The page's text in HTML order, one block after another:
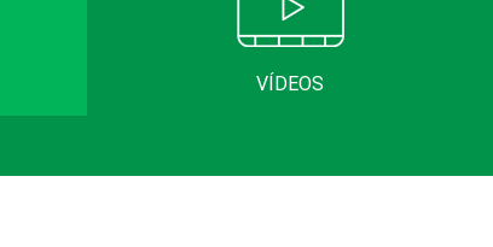
VÍDEOS